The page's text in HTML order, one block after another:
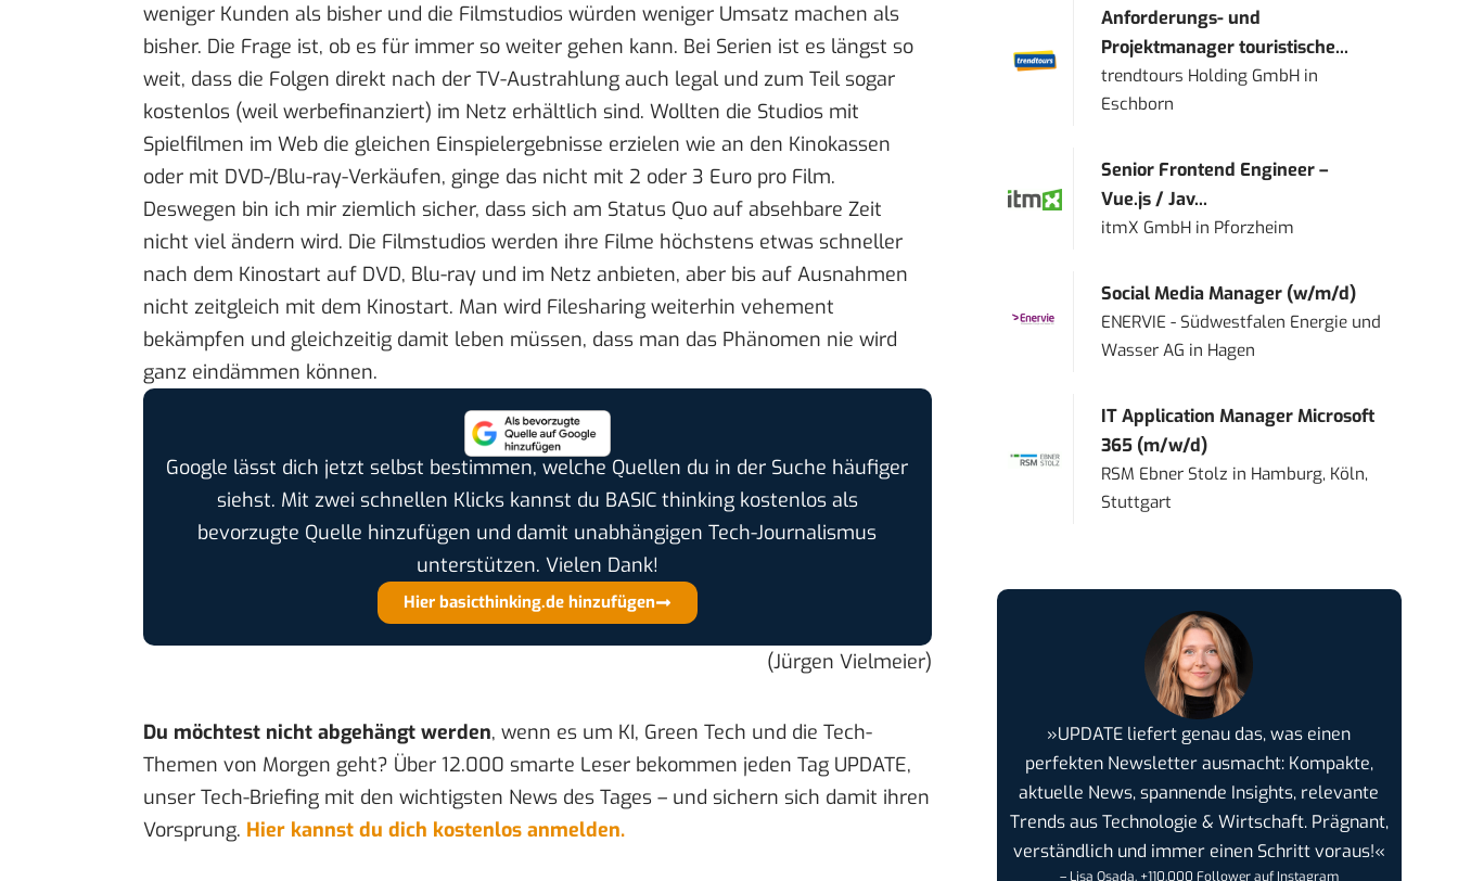
weniger Kunden als bisher und die Filmstudios würden weniger Umsatz machen als
bisher. Die Frage ist, ob es für immer so weiter gehen kann. Bei Serien ist es längst so
weit, dass die Folgen direkt nach der TV-Austrahlung auch legal und zum Teil sogar
kostenlos (weil werbefinanziert) im Netz erhältlich sind. Wollten die Studios mit
Spielfilmen im Web die gleichen Einspielergebnisse erzielen wie an den Kinokassen
oder mit DVD-/Blu-ray-Verkäufen, ginge das nicht mit 2 oder 3 Euro pro Film.
Deswegen bin ich mir ziemlich sicher, dass sich am Status Quo auf absehbare Zeit
nicht viel ändern wird. Die Filmstudios werden ihre Filme höchstens etwas schneller
nach dem Kinostart auf DVD, Blu-ray und im Netz anbieten, aber bis auf Ausnahmen
nicht zeitgleich mit dem Kinostart. Man wird Filesharing weiterhin vehement
bekämpfen und gleichzeitig damit leben müssen, dass man das Phänomen nie wird
ganz eindämmen können.
Google lässt dich jetzt selbst bestimmen, welche Quellen du in der Suche häufiger
siehst. Mit zwei schnellen Klicks kannst du BASIC thinking kostenlos als
bevorzugte Quelle hinzufügen und damit unabhängigen Tech-Journalismus
unterstützen. Vielen Dank!
Hier basicthinking.de hinzufügen
(Jürgen Vielmeier)
Du möchtest nicht abgehängt werden, wenn es um KI, Green Tech und die Tech-
Themen von Morgen geht? Über 12.000 smarte Leser bekommen jeden Tag UPDATE,
unser Tech-Briefing mit den wichtigsten News des Tages – und sichern sich damit ihren
Vorsprung. Hier kannst du dich kostenlos anmelden.
Anforderungs- und
Projektmanager touristische...
trendtours Holding GmbH in
Eschborn
Senior Frontend Engineer –
Vue.js / Jav...
itmX GmbH in Pforzheim
Social Media Manager (w/m/d)
ENERVIE - Südwestfalen Energie und
Wasser AG in Hagen
IT Application Manager Microsoft
365 (m/w/d)
RSM Ebner Stolz in Hamburg, Köln,
Stuttgart
»UPDATE liefert genau das, was einen
perfekten Newsletter ausmacht: Kompakte,
aktuelle News, spannende Insights, relevante
Trends aus Technologie & Wirtschaft. Prägnant,
verständlich und immer einen Schritt voraus!«
– Lisa Osada, +110.000 Follower auf Instagram